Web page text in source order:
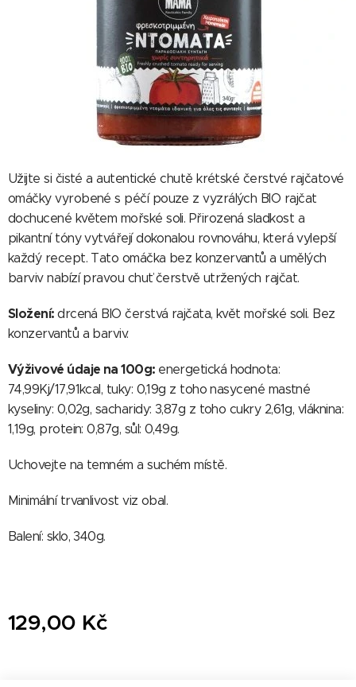
Užijte si čisté a autentické chutě krétské čerstvé rajčatové
omáčky vyrobené s péčí pouze z vyzrálých BIO rajčat
dochucené květem mořské soli. Přirozená sladkost a
pikantní tóny vytvářejí dokonalou rovnováhu, která vylepší
každý recept. Tato omáčka bez konzervantů a umělých
barviv nabízí pravou chuť čerstvě utržených rajčat.
Složení:drcená BIO čerstvá rajčata, květ mořské soli. Bez
konzervantů a barviv.
Výživové údaje na 100g: energetická hodnota:
74,99Kj/17,91kcal, tuky: 0,19g z toho nasycené mastné
kyseliny: 0,02g, sacharidy: 3,87g z toho cukry 2,61g, vláknina:
1,19g, protein: 0,87g, sůl: 0,49g.
Uchovejte na temném a suchém místě.
Minimální trvanlivost viz obal.
Balení: sklo, 340g.
129,00 Kč